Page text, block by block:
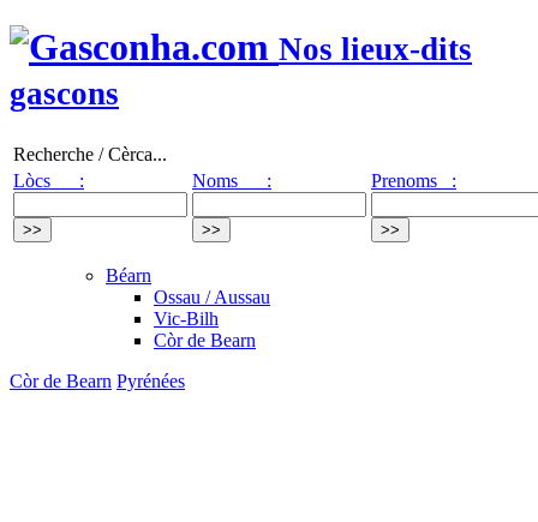
Nos lieux-dits
gascons
Recherche / Cèrca...
Lòcs :
Noms : Prenoms :
Béarn
Ossau / Aussau
Vic-Bilh
Còr de Bearn
Còr de Bearn Pyrénées